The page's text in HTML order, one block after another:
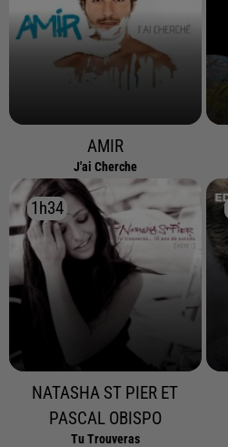
AMIR
J'ai Cherche
1h34
1h34
NATASHA ST PIER ET
PASCAL OBISPO
Tu Trouveras